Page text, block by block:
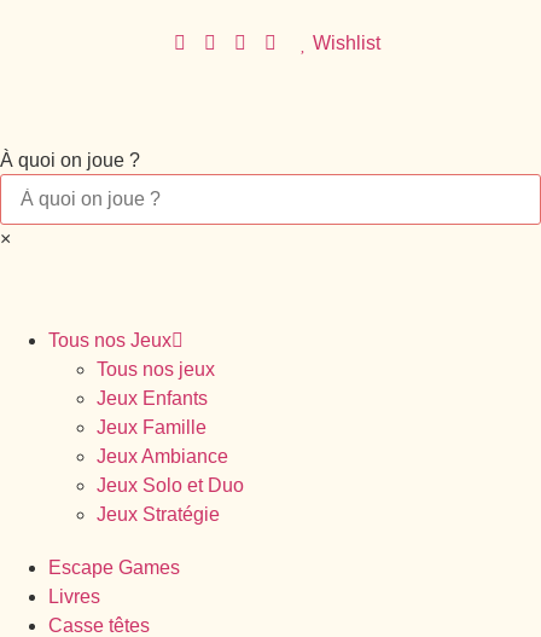
Wishlist
À quoi on joue ?
×
Tous nos Jeux
Tous nos jeux
Jeux Enfants
Jeux Famille
Jeux Ambiance
Jeux Solo et Duo
Jeux Stratégie
Escape Games
Livres
Casse têtes